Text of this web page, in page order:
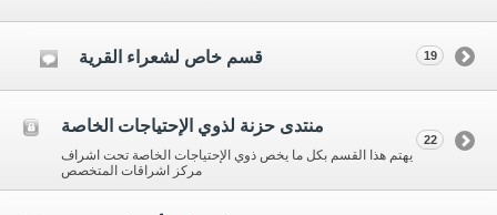
قسم خاص لشعراء القرية 19
منتدى حزنة لذوي الإحتياجات الخاصة
يهتم هذا القسم بكل ما يخص ذوي الإحتياجات الخاصة تحت اشراف
مركز اشراقات المتخصص
22